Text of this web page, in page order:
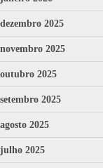
dezembro 2025
novembro 2025
outubro 2025
setembro 2025
agosto 2025
julho 2025